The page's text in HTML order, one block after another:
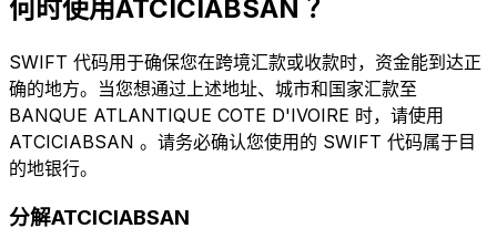
何时使用ATCICIABSAN ？
SWIFT 代码用于确保您在跨境汇款或收款时，资金能到达正
确的地方。当您想通过上述地址、城市和国家汇款至
BANQUE ATLANTIQUE COTE D'IVOIRE 时，请使用
ATCICIABSAN 。请务必确认您使用的 SWIFT 代码属于目
的地银行。
分解ATCICIABSAN